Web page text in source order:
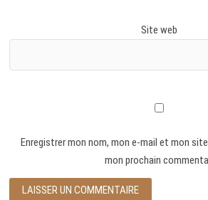
Site web
Enregistrer mon nom, mon e-mail et mon
mon prochain